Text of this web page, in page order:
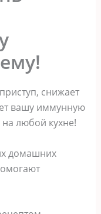
снижает
вашу иммунную
на любой кухне!
домашних